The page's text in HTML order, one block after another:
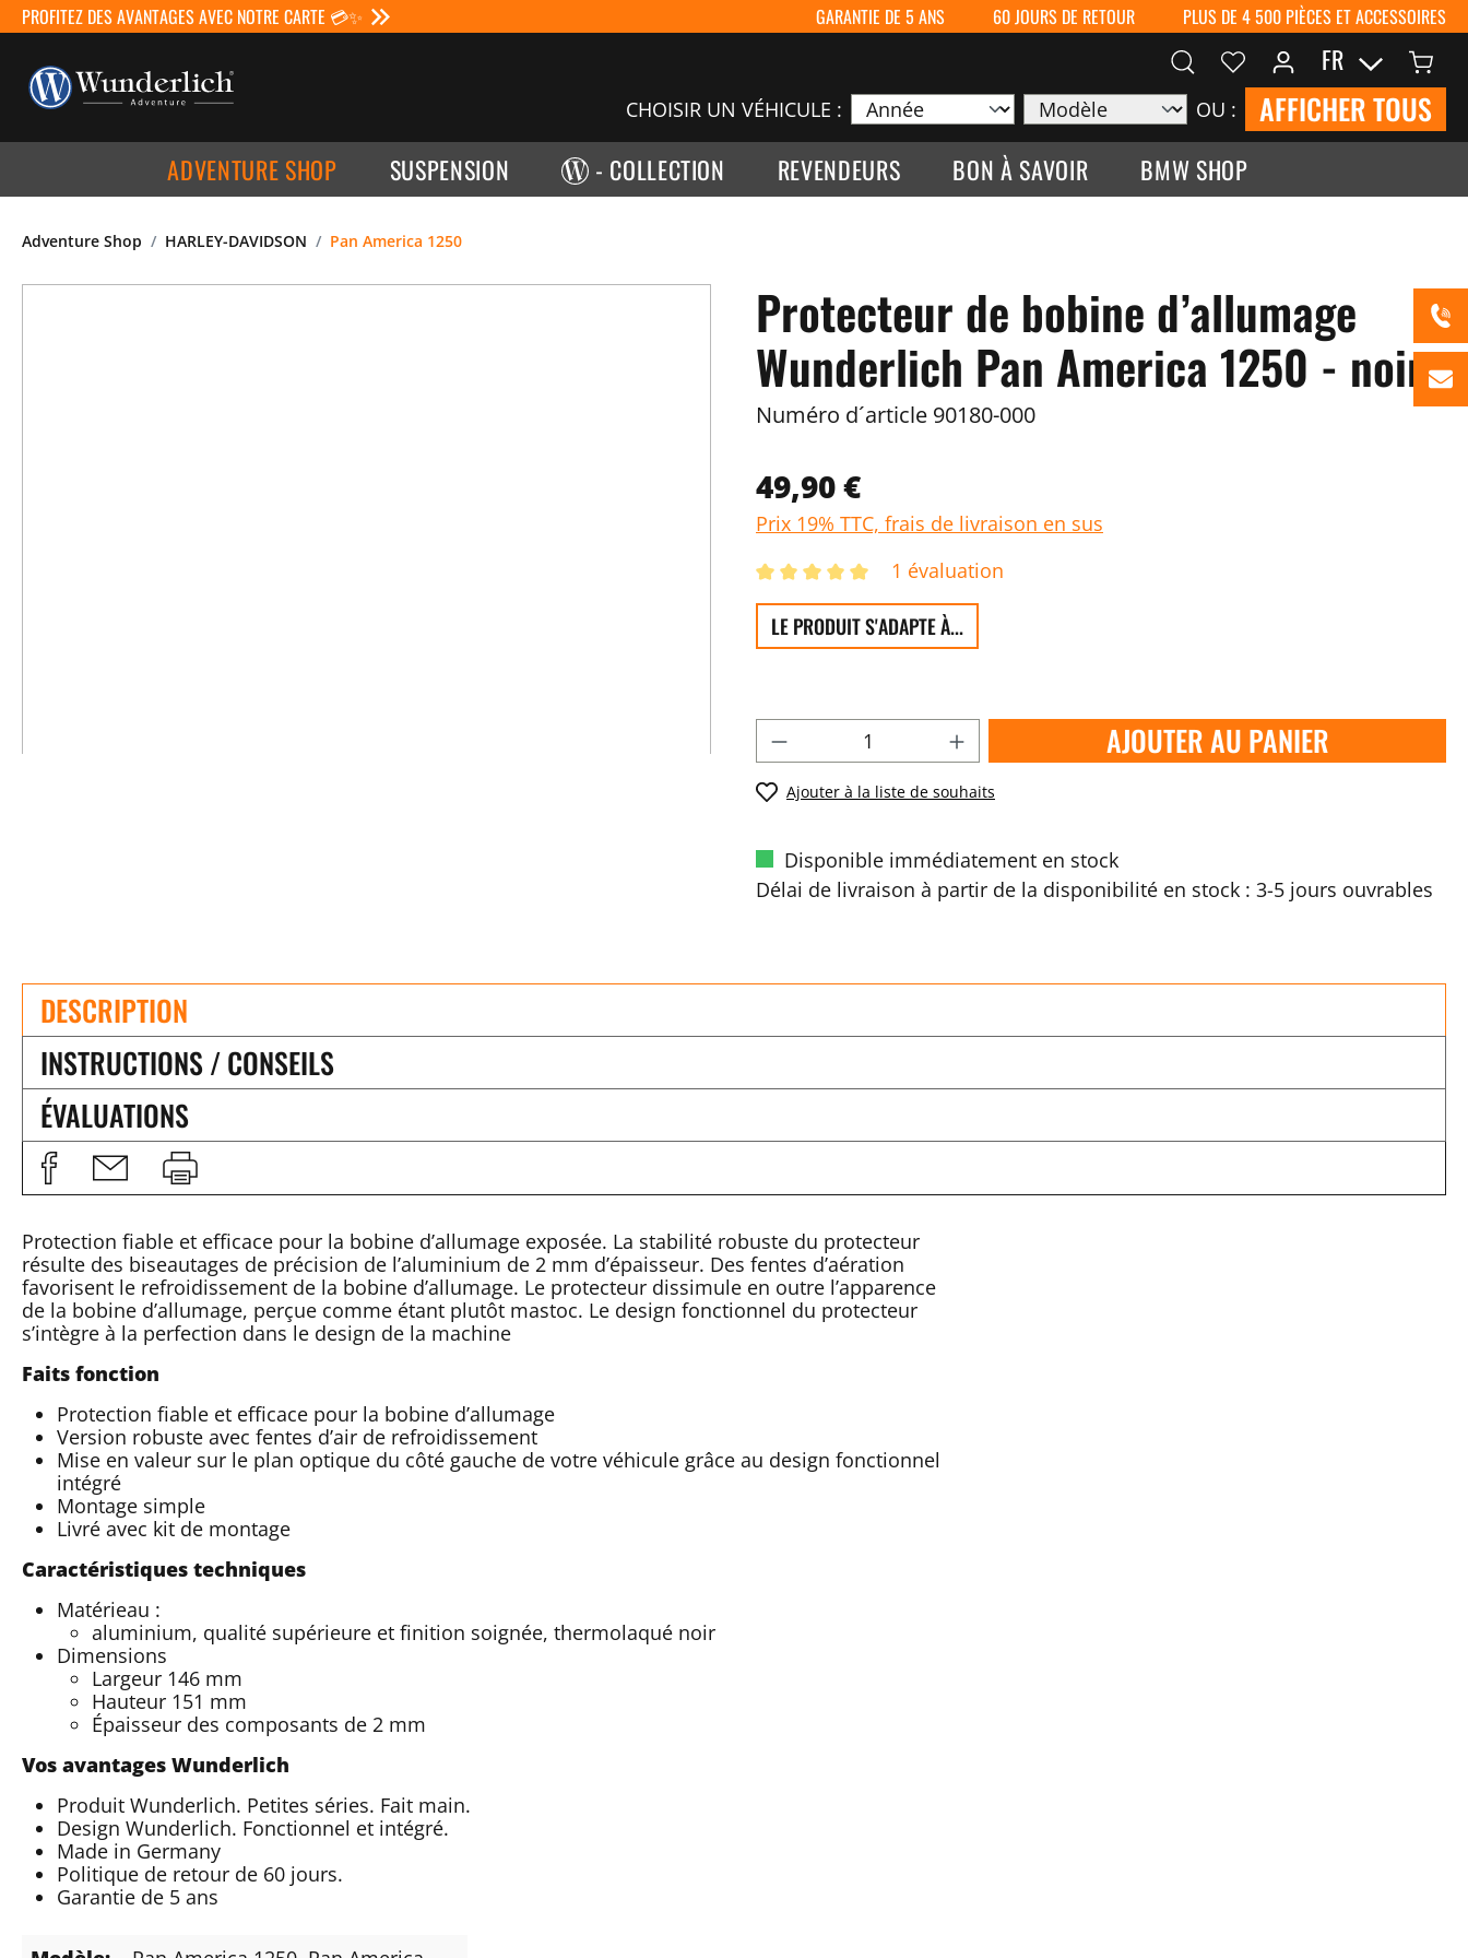
PROFITEZ DES AVANTAGES AVEC NOTRE CARTE 💳✨ GARANTIE DE 5 ANS 60 JOURS DE RETOUR PLUS DE 4 500 PIÈCES ET ACCESSOIRES
CHOISIR UN VÉHICULE : OU : AFFICHER TOUS
FR
ADVENTURE SHOP SUSPENSION - COLLECTION REVENDEURS BON À SAVOIR BMW SHOP
Adventure Shop HARLEY-DAVIDSON Pan America 1250
Protecteur de bobine d’allumage
Wunderlich Pan America 1250 - noir
Numéro d´article 90180-000
49,90 €
Prix 19% TTC, frais de livraison en sus
1 évaluation
LE PRODUIT S'ADAPTE À...
AJOUTER AU PANIER
Ajouter à la liste de souhaits
Disponible immédiatement en stock
Délai de livraison à partir de la disponibilité en stock : 3-5 jours ouvrables
DESCRIPTION
INSTRUCTIONS / CONSEILS
ÉVALUATIONS
Protection fiable et efficace pour la bobine d’allumage exposée. La stabilité robuste du protecteur
résulte des biseautages de précision de l’aluminium de 2 mm d’épaisseur. Des fentes d’aération
favorisent le refroidissement de la bobine d’allumage. Le protecteur dissimule en outre l’apparence
de la bobine d’allumage, perçue comme étant plutôt mastoc. Le design fonctionnel du protecteur
s’intègre à la perfection dans le design de la machine
Faits fonction
Protection fiable et efficace pour la bobine d’allumage
Version robuste avec fentes d’air de refroidissement
Mise en valeur sur le plan optique du côté gauche de votre véhicule grâce au design fonctionnel
intégré
Montage simple
Livré avec kit de montage
Caractéristiques techniques
Matérieau :
aluminium, qualité supérieure et finition soignée, thermolaqué noir
Dimensions
Largeur 146 mm
Hauteur 151 mm
Épaisseur des composants de 2 mm
Vos avantages Wunderlich
Produit Wunderlich. Petites séries. Fait main.
Design Wunderlich. Fonctionnel et intégré.
Made in Germany
Politique de retour de 60 jours.
Garantie de 5 ans